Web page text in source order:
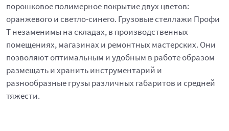
порошковое полимерное покрытие двух цветов:
оранжевого и светло-синего. Грузовые стеллажи Профи
Т незаменимы на складах, в производственных
помещениях, магазинах и ремонтных мастерских. Они
позволяют оптимальным и удобным в работе образом
размещать и хранить инструментарий и
разнообразные грузы различных габаритов и средней
тяжести.